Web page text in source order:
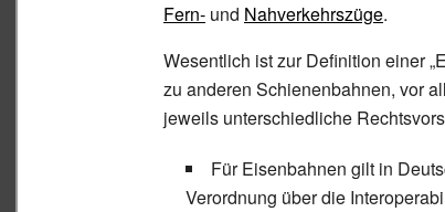
Fern- und Nahverkehrszüge.
Wesentlich ist zur Definition einer
zu anderen Schienenbahnen, vor
jeweils unterschiedliche
Für Eisenbahnen gilt in
Verordnung über die